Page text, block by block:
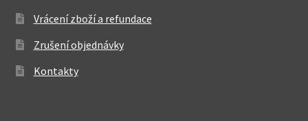
Vrácení zboží a refundace
Zrušení objednávky
Kontakty